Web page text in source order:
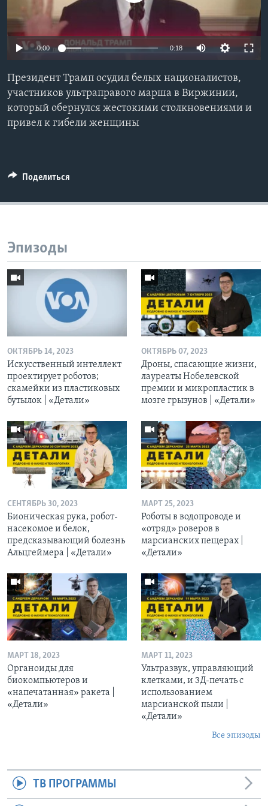
Learning English
СОЦИАЛЬНЫЕ СЕТИ
Языки
0:00 0:18
Президент Трамп осудил белых националистов,
участников ультраправого марша в Виржинии,
который обернулся жестокими столкновениями и
привел к гибели женщины
Поделиться
Эпизоды
ОКТЯБРЬ 14, 2023
Искусственный интеллект
проектирует роботов;
скамейки из пластиковых
бутылок | «Детали»
ОКТЯБРЬ 07, 2023
Дроны, спасающие жизни,
лауреаты Нобелевской
премии и микропластик в
мозге грызунов | «Детали»
СЕНТЯБРЬ 30, 2023
Бионическая рука, робот-
насекомое и белок,
предсказывающий болезнь
Альцгеймера | «Детали»
МАРТ 25, 2023
Роботы в водопроводе и
«отряд» роверов в
марсианских пещерах |
«Детали»
МАРТ 18, 2023
Органоиды для
биокомпьютеров и
«напечатанная» ракета |
«Детали»
МАРТ 11, 2023
Ультразвук, управляющий
клетками, и 3Д-печать c
использованием
марсианской пыли |
«Детали»
Все эпизоды
ТВ ПРОГРАММЫ